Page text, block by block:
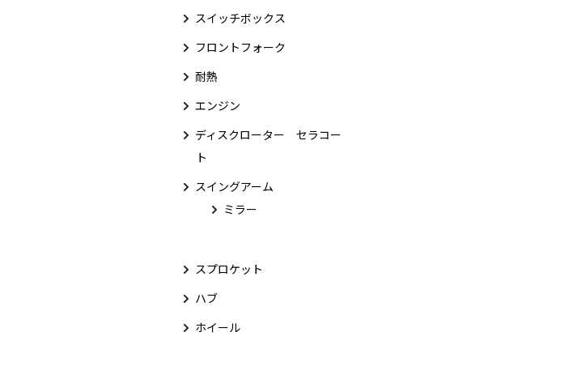
スイッチボックス
フロントフォーク
耐熱
エンジン
ディスクローター セラコー
ト
スイングアーム
ミラー
スプロケット
ハブ
ホイール